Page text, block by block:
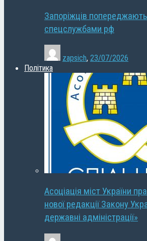
Запоріжців
спецслужбами рф
zapsich, 23/07/2026
Політика
Асоціація міст України
нової редакції Закону
державні адміністрації»